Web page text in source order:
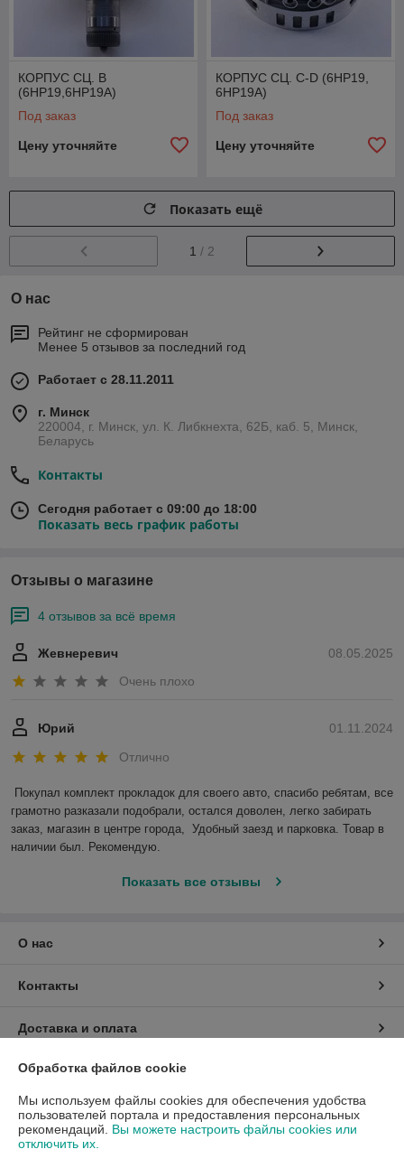
КОРПУС СЦ. B
(6HP19,6HP19A)
Под заказ
Цену уточняйте
КОРПУС СЦ. C-D (6HP19,
6HP19A)
Под заказ
Цену уточняйте
Показать ещё
1 / 2
О нас
Рейтинг не сформирован
Менее 5 отзывов за последний год
Работает с 28.11.2011
г. Минск
220004, г. Минск, ул. К. Либкнехта, 62Б, каб. 5, Минск,
Беларусь
Контакты
Сегодня работает с 09:00 до 18:00
Показать весь график работы
Отзывы о магазине
4 отзывов за всё время
08.05.2025
Жевнеревич
Очень плохо
01.11.2024
Юрий
Отлично
Покупал комплект прокладок для своего авто, спасибо ребятам, все
грамотно разказали подобрали, остался доволен, легко забирать
заказ, магазин в центре города,  Удобный заезд и парковка. Товар в
наличии был. Рекомендую.
Показать все отзывы
О нас
Контакты
Доставка и оплата
График работы
Полная версия сайта
Обработка файлов cookie
Мы используем файлы cookies для обеспечения удобства
пользователей портала и предоставления персональных
рекомендаций. Вы можете настроить файлы cookies или
отключить их.